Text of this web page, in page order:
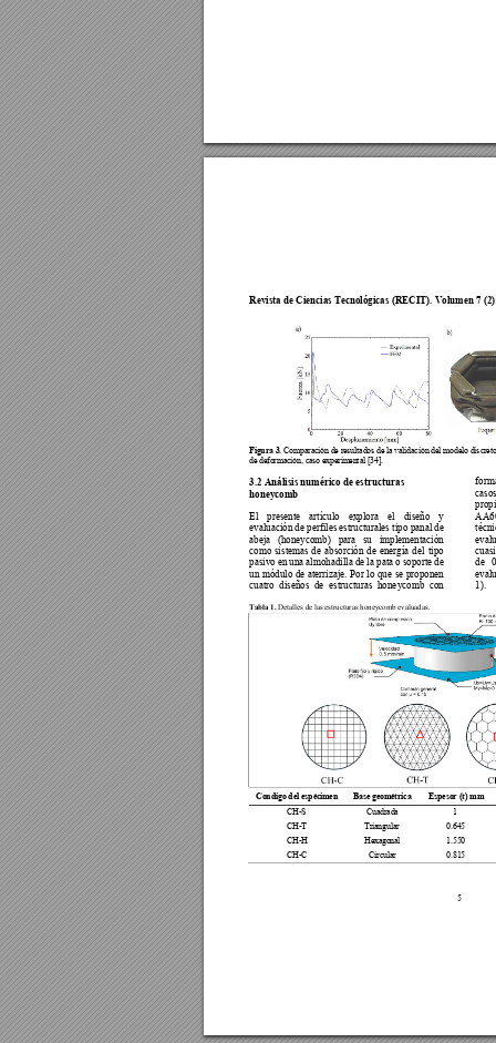
Revista de Ciencias Tecnológicas (RECIT). Volumen 7
5
Figura 3. Comparación de resultados de la validación del modelo dis
de deformación, caso experimental [34].
3.2 Análisis numérico de estructuras
honeycomb
El presente artículo explora el diseño y
evaluación de perfiles estructurales tipo panal de
abeja (honeycomb) para su implementación
como sistemas de absorción de energía del tipo
pasivo en una almohadilla de la pata o soporte de
un módulo de aterrizaje. Por lo que se proponen
cuatro diseños de estructuras honeycomb con
de
1).
Tabla 1. Detalles de las estructuras honeycomb evaluadas.
Condigo del espécimen Base geométrica Espesor (t) mm
CH-S Cuadrada
1
CH-T Triangular
0.645
CH-H Hexagonal
1.550
CH-C Circular 0.815